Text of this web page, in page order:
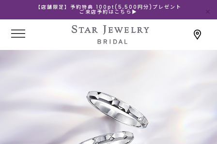
【店舗限定】予約特典 100pt(5,500円分)プレゼント
ご来店予約はこちら▶